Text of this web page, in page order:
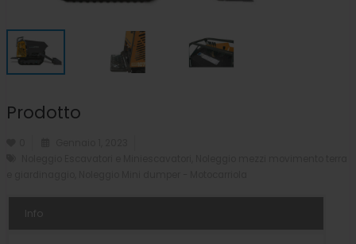
Prodotto
Info